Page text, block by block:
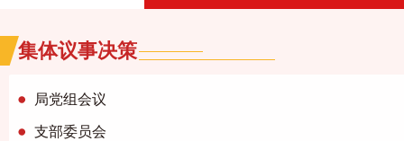
集体议事决策
局党组会议
支部委员会